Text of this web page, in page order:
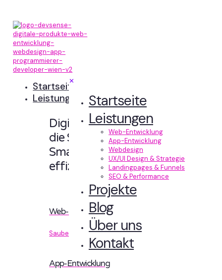
✕
Startseite
Leistungen
Web-Entwicklung
App-Entwicklung
Webdesign
UX/UI Design & Strategie
Landingpages & Funnels
SEO & Performance
Projekte
Blog
Über uns
Kontakt
Startseite
Leistungen
Digitale Erlebnisse,
die Sinn machen.
Smart designt und
effizient entwickelt.
Web-Entwicklung
Sauberer Code, der performt.
App-Entwicklung